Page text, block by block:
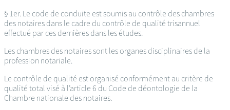
§ 1er. Le code de conduite est soumis au contrôle des chambres
des notaires dans le cadre du contrôle de qualité trisannuel
effectué par ces dernières dans les études.
Les chambres des notaires sont les organes disciplinaires de la
profession notariale.
Le contrôle de qualité est organisé conformément au critère de
qualité total visé à l’article 6 du Code de déontologie de la
Chambre nationale des notaires.